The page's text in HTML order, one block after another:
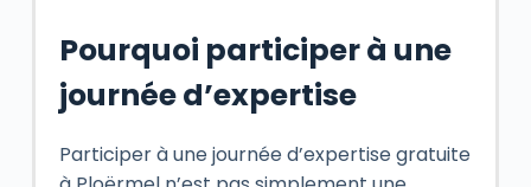
Pourquoi participer à une
journée d’expertise
Participer à une journée d’expertise gratuite